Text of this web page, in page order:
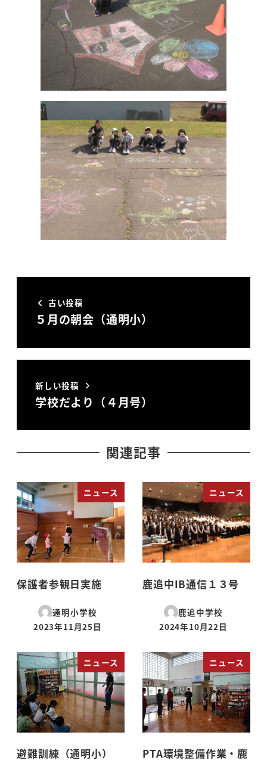
古い投稿
５月の朝会（通明小）
新しい投稿
学校だより（４月号）
関連記事
ニュース
保護者参観日実施
通明小学校
投稿日
2023年11月25日
ニュース
鹿追中IB通信１３号
鹿追中学校
投稿日
2024年10月22日
ニュース
避難訓練（通明小）
ニュース
PTA環境整備作業・鹿